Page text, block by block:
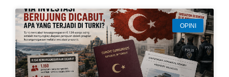
OPINI